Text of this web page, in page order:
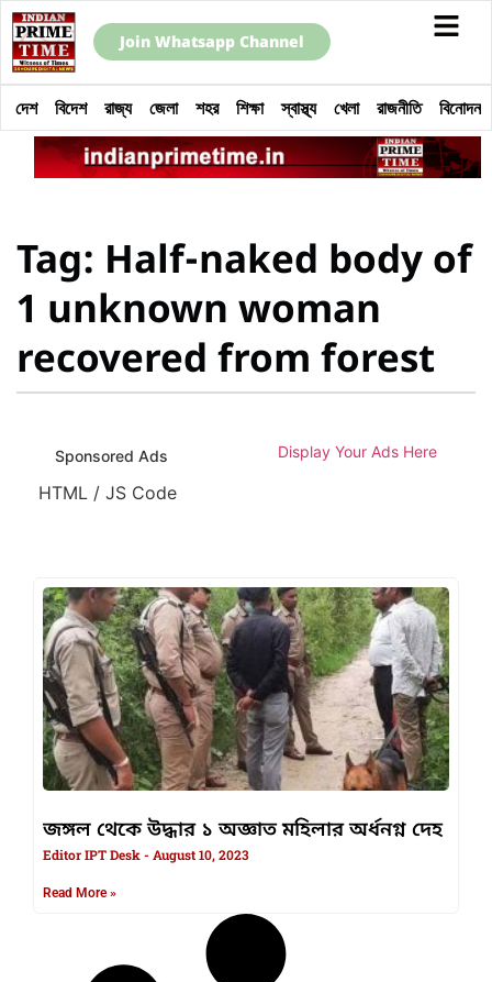
Join Whatsapp Channel
দেশ বিদেশ রাজ্য জেলা শহর শিক্ষা স্বাস্থ্য খেলা রাজনীতি বিনোদন
Tag: Half-naked body of
1 unknown woman
recovered from forest
Sponsored Ads Display Your Ads Here
HTML / JS Code
জঙ্গল থেকে উদ্ধার ১ অজ্ঞাত মহিলার অর্ধনগ্ন দেহ
Editor IPT Desk August 10, 2023
Read More »